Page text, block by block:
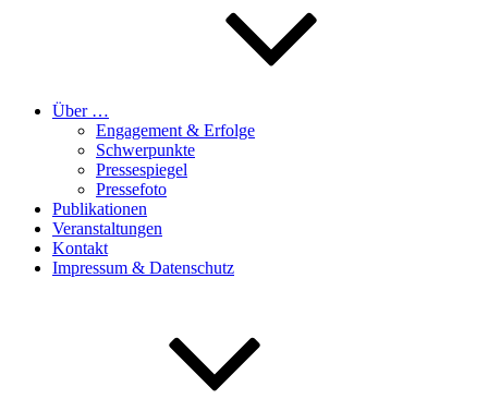
Über …
Engagement & Erfolge
Schwerpunkte
Pressespiegel
Pressefoto
Publikationen
Veranstaltungen
Kontakt
Impressum & Datenschutz